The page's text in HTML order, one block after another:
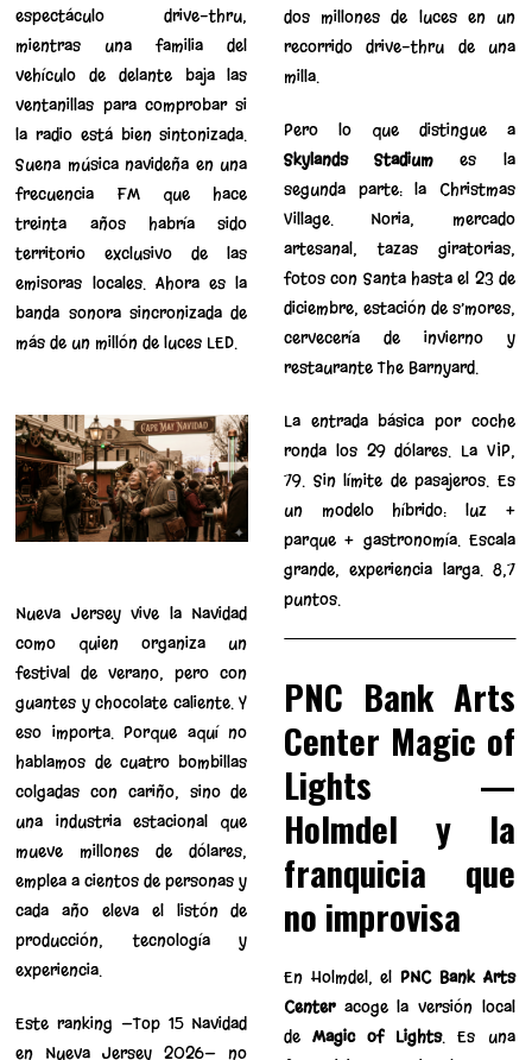
espectáculo drive-thru,
mientras una familia del
vehículo de delante baja las
ventanillas para comprobar si
la radio está bien sintonizada.
Suena música navideña en una
frecuencia FM que hace
treinta años habría sido
territorio exclusivo de las
emisoras locales. Ahora es la
banda sonora sincronizada de
más de un millón de luces LED.
Nueva Jersey vive la Navidad
como quien organiza un
festival de verano, pero con
guantes y chocolate caliente. Y
eso importa. Porque aquí no
hablamos de cuatro bombillas
colgadas con cariño, sino de
una industria estacional que
mueve millones de dólares,
emplea a cientos de personas y
cada año eleva el listón de
producción, tecnología y
experiencia.
Este ranking —Top 15 Navidad
en Nueva Jersey 2026— no
dos millones de luces en un
recorrido drive-thru de una
milla.
Pero lo que distingue a
Skylands Stadiumes la
segunda parte: la Christmas
Village. Noria, mercado
artesanal, tazas giratorias,
fotos con Santa hasta el 23 de
diciembre, estación de s’mores,
cervecería de invierno y
restaurante The Barnyard.
La entrada básica por coche
ronda los 29 dólares. La VIP,
79. Sin límite de pasajeros. Es
un modelo híbrido: luz +
parque + gastronomía. Escala
grande, experiencia larga. 8,7
puntos.
PNC Bank Arts
Center Magic of
Lights —
Holmdel y la
franquicia que
no improvisa
En Holmdel, el PNC Bank Arts
Centeracoge la versión local
de Magic of Lights. Es una